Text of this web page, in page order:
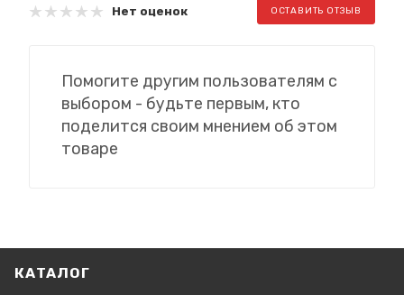
Нет оценок ОСТАВИТЬ ОТЗЫВ
Помогите другим пользователям с
выбором - будьте первым, кто
поделится своим мнением об этом
товаре
КАТАЛОГ